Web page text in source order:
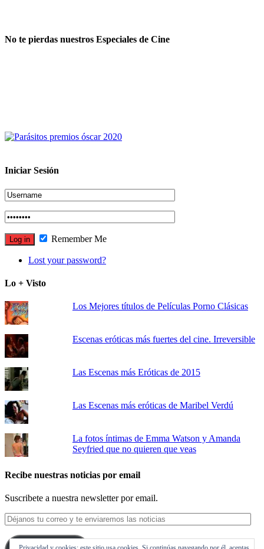
No te pierdas nuestros Especiales de Cine
Iniciar Sesión
Remember Me
Lost your password?
Lo + Visto
Los Mejores títulos de Películas Porno Clásicas
Escenas eróticas más fuertes del cine. Irreversible
Las Escenas más Eróticas de 2015
Las Escenas más eróticas de Maribel Verdú
La fotos íntimas de Emma Watson y Amanda
Seyfried que no quieren que veas
Recibe nuestras noticias por email
Suscribete a nuestra newsletter por email.
Déjanos
tu
correo